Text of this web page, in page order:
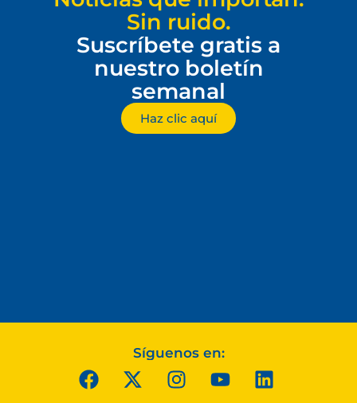
Sin ruido.
Suscríbete gratis a
nuestro boletín
semanal
Haz clic aquí
Síguenos en: